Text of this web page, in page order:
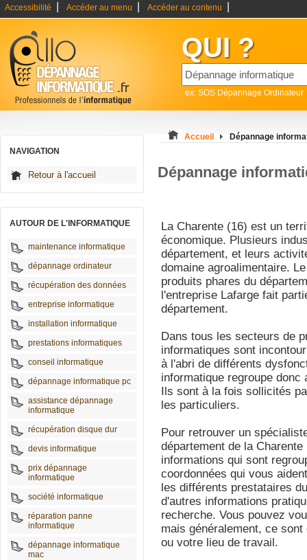
Accessibilité Accéder au menu Accéder au contenu
QUI ?
ex: SOS Dépannage Ordinateur
NAVIGATION
Retour à l'accueil
AUTOUR DE L'INFORMATIQUE
maintenance informatique
dépannage ordinateur
récupération des données
entreprise informatique
installation informatique
prestations informatiques
conseil informatique
dépannage informatique pc
assistance dépannage
informatique
récupération disque dur
devis informatique
prix dépannage
informatique
société informatique
réparation panne
informatique
dépannage informatique
mac
Accueil Dépannage
Dépannage
La Charente (16) est un
économique. Plusieurs
département, et leurs
domaine agroalimentaire.
produits phares du
l'entreprise Lafarge fait
département.
Dans tous les secteurs de
informatiques sont
à l'abri de différents
informatique regroupe
Ils sont à la fois sollicités
les particuliers.
Pour retrouver un
département de la
informations qui sont
coordonnées qui vous
les différents prestataires
d'autres informations
recherche. Vous pouvez
mais généralement, ce
ou votre lieu de travail.